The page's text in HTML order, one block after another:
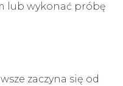
lub wykonać próbę
zaczyna się od